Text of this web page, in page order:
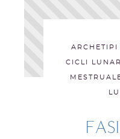
ARCHETIPI
CICLI